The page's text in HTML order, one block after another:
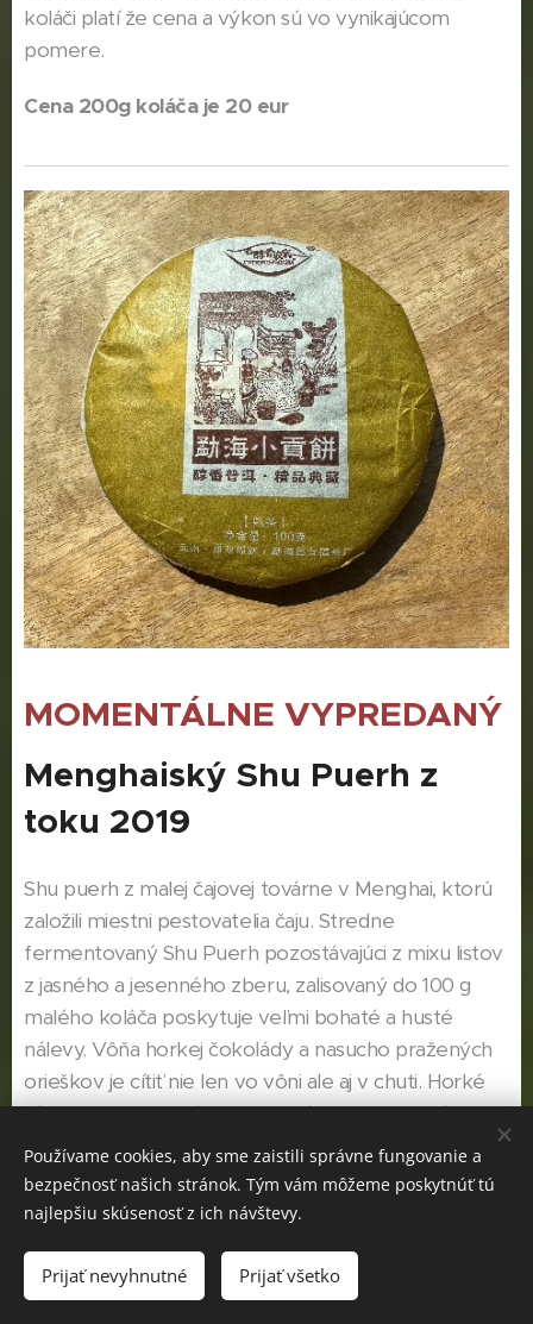
koláči platí že cena a výkon sú vo vynikajúcom
pomere.
Cena 200g koláča je 20 eur
MOMENTÁLNE VYPREDANÝ
Menghaiský Shu Puerh z
toku 2019
Shu puerh z malej čajovej továrne v Menghai, ktorú
založili miestni pestovatelia čaju. Stredne
fermentovaný Shu Puerh pozostávajúci z mixu listov
z jasného a jesenného zberu, zalisovaný do 100 g
malého koláča poskytuje veľmi bohaté a husté
nálevy. Vôňa horkej čokolády a nasucho pražených
orieškov je cítiť nie len vo vôni ale aj v chuti. Horké
tóny tmavej čokolády so sladkým pocitom v ústach.
Cena: 17 Eur / 100g koláč
Používame cookies, aby sme zaistili správne fungovanie a
bezpečnosť našich stránok. Tým vám môžeme poskytnúť tú
najlepšiu skúsenosť z ich návštevy.
Prijať nevyhnutné Prijať všetko